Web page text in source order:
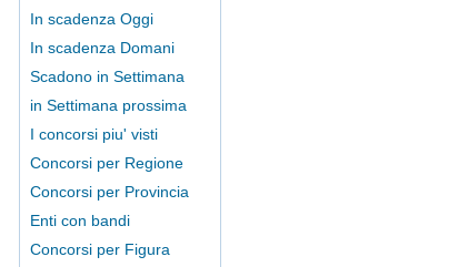
In scadenza Oggi
In scadenza Domani
Scadono in Settimana
in Settimana prossima
I concorsi piu' visti
Concorsi per Regione
Concorsi per Provincia
Enti con bandi
Concorsi per Figura